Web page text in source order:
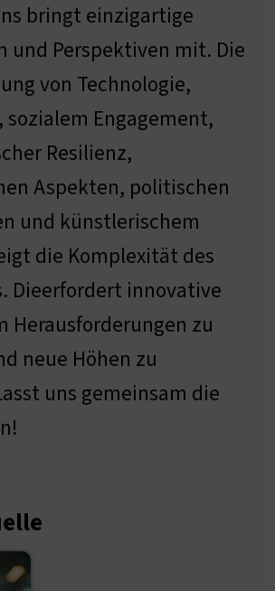
bringt einzigartige
und Perspektiven mit. Die
von Technologie,
sozialem Engagement,
Resilienz,
Aspekten, politischen
und künstlerischem
die Komplexität des
Dieerfordert innovative
Herausforderungen zu
neue Höhen zu
uns gemeinsam die